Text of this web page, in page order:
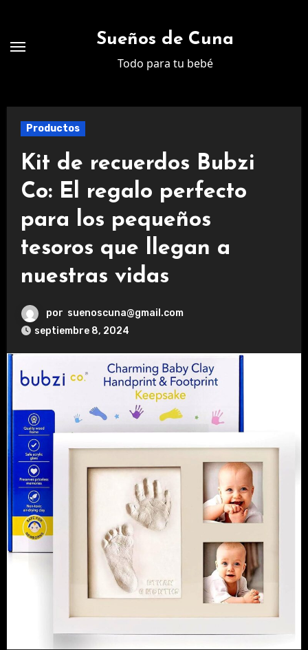
contenido
Sueños de Cuna
Todo para tu bebé
Productos
Kit de recuerdos Bubzi
Co: El regalo perfecto
para los pequeños
tesoros que llegan a
nuestras vidas
por suenoscuna@gmail.com
septiembre 8, 2024